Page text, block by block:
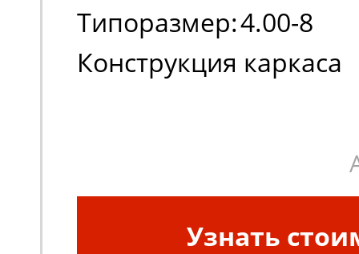
Типоразмер:4.00-8
Конструкция каркаса
Узнать